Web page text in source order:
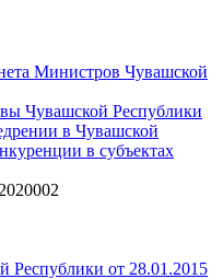
Министров Чувашской
Чувашской Республики
в Чувашской
в субъектах
Республики от 28.01.2015